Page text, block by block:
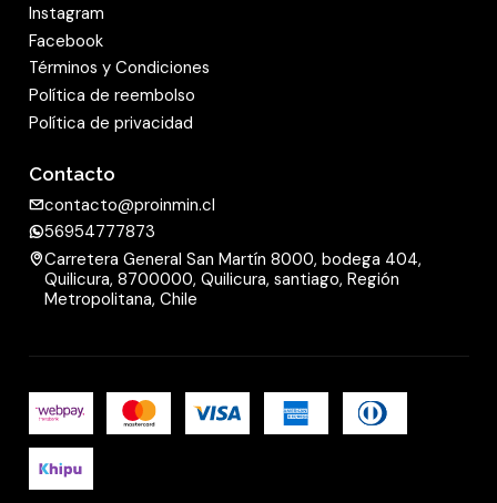
Instagram
Facebook
Términos y Condiciones
Política de reembolso
Política de privacidad
Contacto
contacto@proinmin.cl
56954777873
Carretera General San Martín 8000, bodega 404,
Quilicura, 8700000, Quilicura, santiago, Región
Metropolitana, Chile